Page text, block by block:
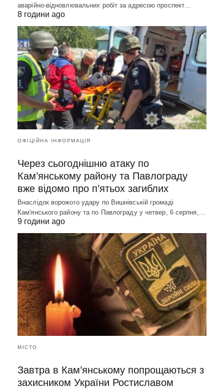
аварійно-відновлювальних робіт за адресою проспект…
8 години ago
ОФІЦІЙНА ІНФОРМАЦІЯ
Через сьогоднішню атаку по
Кам’янському району та Павлограду
вже відомо про п’ятьох загиблих
Внаслідок ворожого удару по Вишнівській громаді
Кам'янського району та по Павлограду у четвер, 6 серпня,…
9 години ago
МІСТО
Завтра в Кам’янському попрощаються з
захисником України Ростиславом